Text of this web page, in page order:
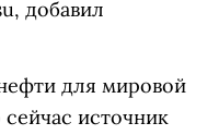
добавил
для мировой
источник